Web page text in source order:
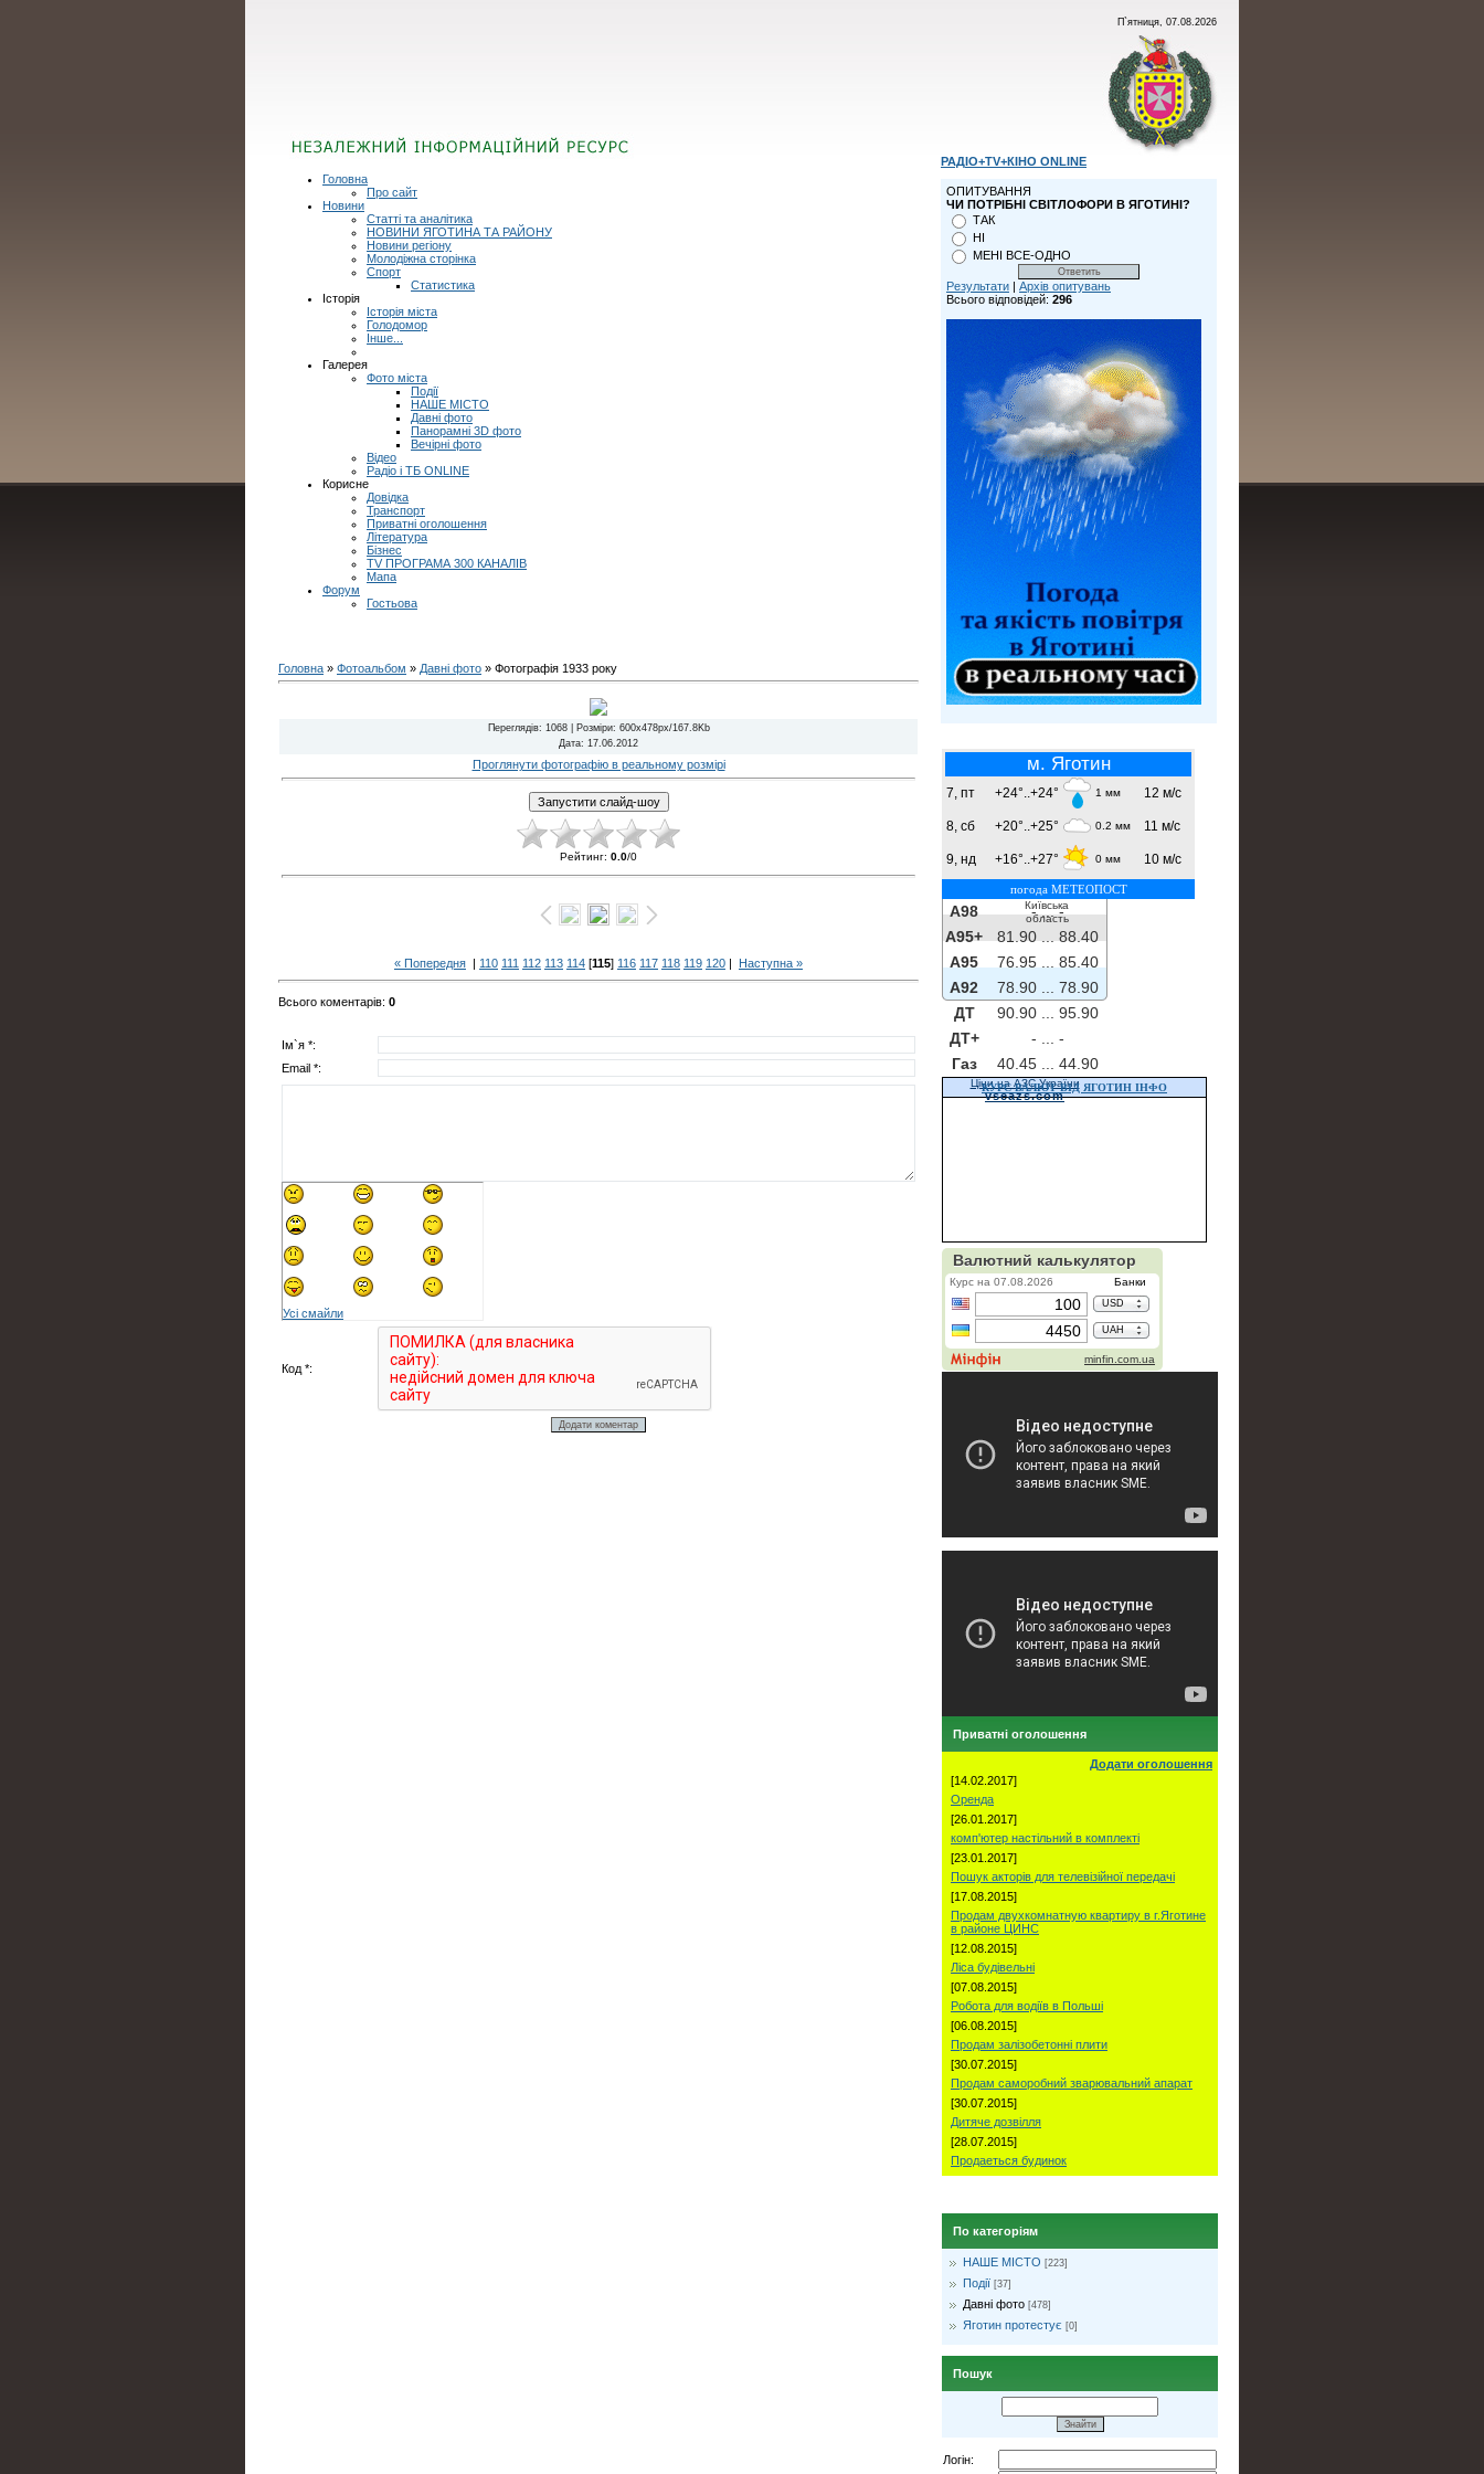
П`ятниця, 07.08.2026
Головна
Про сайт
Новини
Статті та аналітика
НОВИНИ ЯГОТИНА ТА РАЙОНУ
Новини регіону
Молодіжна сторінка
Спорт
Статистика
Історія
Історія міста
Голодомор
Інше...
Галерея
Фото міста
Події
НАШЕ МІСТО
Давні фото
Панорамні 3D фото
Вечірні фото
Відео
Радіо і ТБ ONLINE
Корисне
Довідка
Транспорт
Приватні оголошення
Література
Бізнес
TV ПРОГРАМА 300 КАНАЛІВ
Мапа
Форум
Гостьова
Головна » Фотоальбом » Давні фото » Фотографія 1933 року
Переглядів: 1068 | Розміри: 600x478px/167.8Kb
Дата: 17.06.2012
Проглянути фотографію в реальному розмірі
Рейтинг: 0.0/0
« Попередня 110 111 112 113 114 [115] 116 117 118 119 120 Наступна »
Всього коментарів: 0
Ім`я *:
Email *:
Усі смайли
Код *:
РАДІО+TV+КІНО ONLINE
ОПИТУВАННЯ
ЧИ ПОТРІБНІ СВІТЛОФОРИ В ЯГОТИНІ?
ТАК
НІ
МЕНІ ВСЕ-ОДНО
Результати | Архів опитувань
Всього відповідей: 296
м. Яготин
7, пт +24°..+24° 1 мм 12 м/с
8, сб +20°..+25° 0.2 мм 11 м/с
9, нд +16°..+27° 0 мм 10 м/с
погода МЕТЕОПОСТ
Київська
область
A98 - ...-
A95+
81.90 ...
88.40
A95
76.95 ...
85.40
A92
78.90 ...
78.90
ДТ
90.90 ...
95.90
ДТ+
- ...
-
Газ
40.45 ... 44.90
Ціни на АЗС України
vseazs.com
КУРС ВАЛЮТ ВІД ЯГОТИН ІНФО
Приватні оголошення
Додати оголошення
[14.02.2017]
Оренда
[26.01.2017]
комп'ютер настільний в комплекті
[23.01.2017]
Пошук акторів для телевізійної передачі
[17.08.2015]
Продам двухкомнатную квартиру в г.Яготине
в районе ЦИНС
[12.08.2015]
Ліса будівельні
[07.08.2015]
Робота для водіїв в Польші
[06.08.2015]
Продам залізобетонні плити
[30.07.2015]
Продам саморобний зварювальний апарат
[30.07.2015]
Дитяче дозвілля
[28.07.2015]
Продаеться будинок
По категоріям
НАШЕ МІСТО [223]
Події [37]
Давні фото [478]
Яготин протестує [0]
Пошук
Логін: